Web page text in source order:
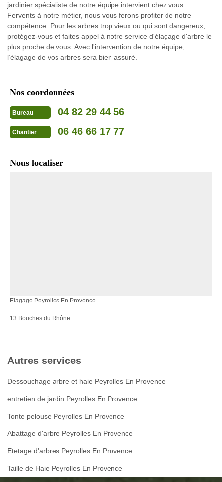
jardinier spécialiste de notre équipe intervient chez vous.
Fervents à notre métier, nous vous ferons profiter de notre
compétence. Pour les arbres trop vieux ou qui sont dangereux,
protégez-vous et faites appel à notre service d'élagage d'arbre le
plus proche de vous. Avec l'intervention de notre équipe,
l’élagage de vos arbres sera bien assuré.
Nos coordonnées
Bureau 04 82 29 44 56
Chantier 06 46 66 17 77
Nous localiser
Elagage Peyrolles En Provence
13 Bouches du Rhône
Autres services
Dessouchage arbre et haie Peyrolles En Provence
entretien de jardin Peyrolles En Provence
Tonte pelouse Peyrolles En Provence
Abattage d'arbre Peyrolles En Provence
Etetage d'arbres Peyrolles En Provence
Taille de Haie Peyrolles En Provence